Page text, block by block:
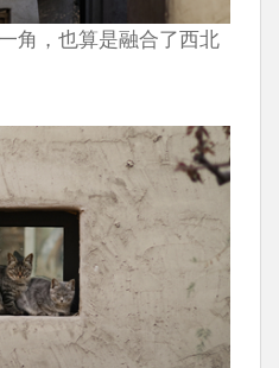
角，也算是融合了西北